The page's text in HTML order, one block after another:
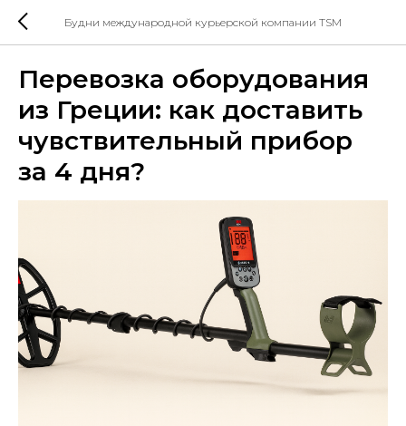
Будни международной курьерской компании TSM
Перевозка оборудования
из Греции: как доставить
чувствительный прибор
за 4 дня?